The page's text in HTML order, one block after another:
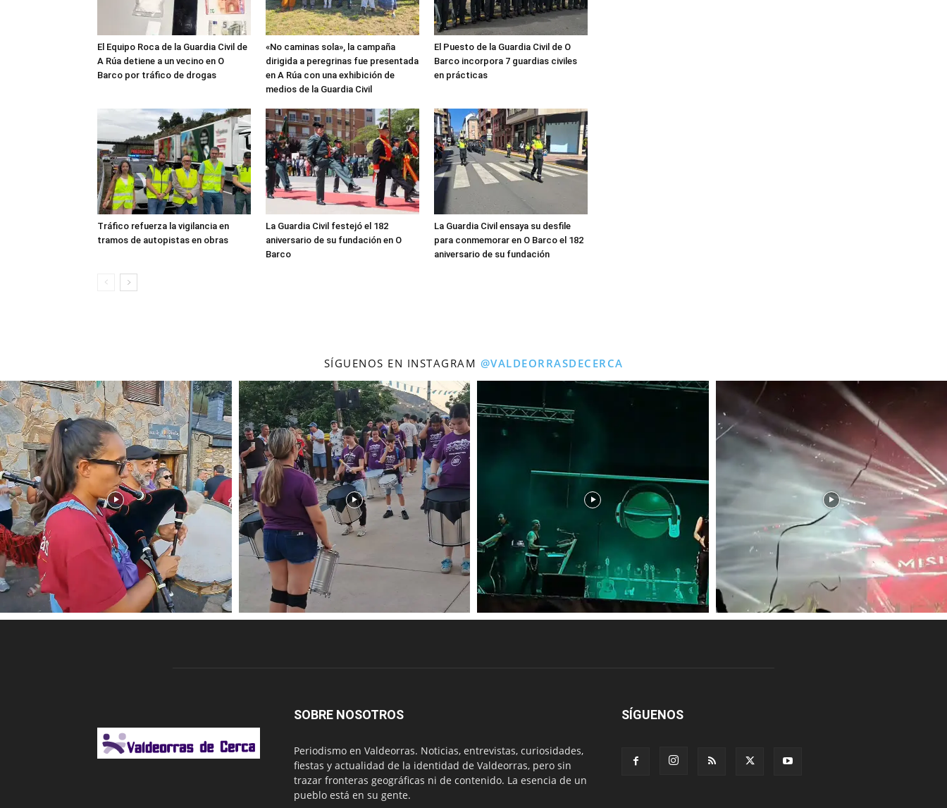
El Equipo Roca de la Guardia Civil de
A Rúa detiene a un vecino en O
Barco por tráfico de drogas
«No caminas sola», la campaña
dirigida a peregrinas fue presentada
en A Rúa con una exhibición de
medios de la Guardia Civil
El Puesto de la Guardia Civil de O
Barco incorpora 7 guardias civiles
en prácticas
Tráfico refuerza la vigilancia en
tramos de autopistas en obras
La Guardia Civil festejó el 182
aniversario de su fundación en O
Barco
La Guardia Civil ensaya su desfile
para conmemorar en O Barco el 182
aniversario de su fundación
SÍGUENOS EN INSTAGRAM @VALDEORRASDECERCA
SOBRE NOSOTROS
Periodismo en Valdeorras. Noticias, entrevistas, curiosidades,
fiestas y actualidad de la identidad de Valdeorras, pero sin
trazar fronteras geográficas ni de contenido. La esencia de un
pueblo está en su gente.
SÍGUENOS